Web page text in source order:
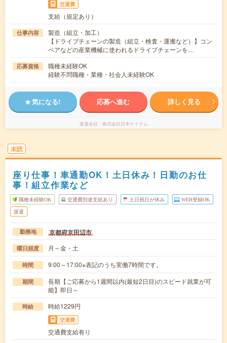
交通費
支給（規定あり）
仕事内容
製造（組立・加工）
【ドライブチェーンの製造（組立・検査・運搬など）】コン
ベアなどの産業機械に使われるドライブチェーンを…
応募資格
職種未経験OK
経験不問職種・業種・社会人未経験OK
気になる! 応募へ進む 詳しく見る
派遣会社 株式会社日本ケイテム
未読
座り仕事！車通勤OK！土日休み！日勤のお仕
事！組立作業など
職種未経験OK 交通費別途支給あり 土日祝日が休み WEB登録OK
派遣
勤務地 京都府京田辺市
曜日頻度 月～金・土
時間 9:00～17:00※表記のうち実働7時間です。
期間
長期【ご応募から1週間以内(最短2日目)のスピード就業が可
能】即日～
時給 時給1229円
交通費
交通費支給有り